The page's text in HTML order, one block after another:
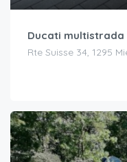
Ducati multistrada
Rte Suisse 34, 1295